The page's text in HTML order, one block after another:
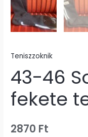
Teniszzoknik
43-46
fekete
2870 Ft